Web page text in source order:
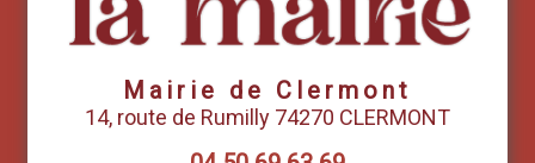
Mairie de Clermont
14, route de Rumilly 74270 CLERMONT